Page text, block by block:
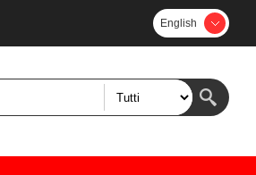
English